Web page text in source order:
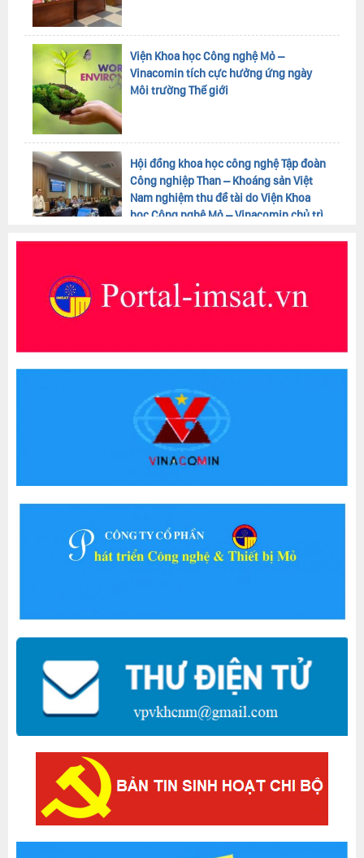
Viện Khoa học Công nghệ Mỏ –
Vinacomin tích cực hưởng ứng ngày
Môi trường Thế giới
Hội đồng khoa học công nghệ Tập đoàn
Công nghiệp Than – Khoáng sản Việt
Nam nghiệm thu đề tài do Viện Khoa
học Công nghệ Mỏ – Vinacomin chủ trì